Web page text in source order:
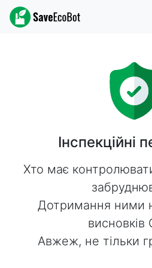
Інспекційні
Хто має
Дотримання ними
Авжеж, не тільки